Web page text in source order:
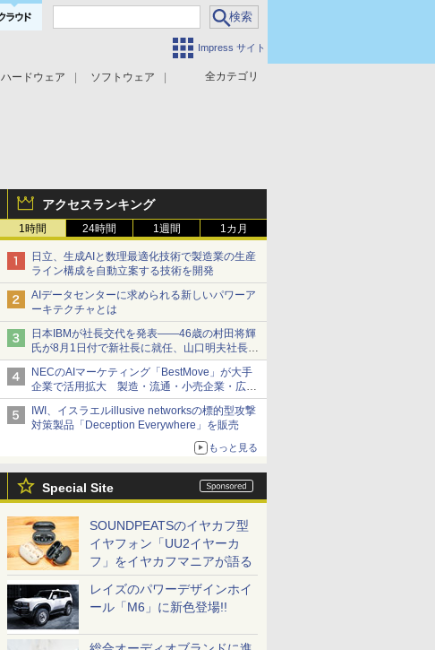
Impress サイト
全カテゴリ
ハードウェア
ソフトウェア
アクセスランキング
1時間 24時間 1週間 1カ月
日立、生成AIと数理最適化技術で製造業の生産
ライン構成を自動立案する技術を開発
AIデータセンターに求められる新しいパワーア
ーキテクチャとは
日本IBMが社長交代を発表――46歳の村田将輝
氏が8月1日付で新社長に就任、山口明夫社長は
会長へ
NECのAIマーケティング「BestMove」が大手
企業で活用拡大 製造・流通・小売企業・広告
代理店などが実装フェーズへ
IWI、イスラエルillusive networksの標的型攻撃
対策製品「Deception Everywhere」を販売
もっと見る
Special Site
SOUNDPEATSのイヤカフ型
イヤフォン「UU2イヤーカ
フ」をイヤカフマニアが語る
レイズのパワーデザインホイ
ール「M6」に新色登場!!